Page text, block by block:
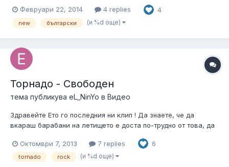
Февруари 22, 2014 4 replies 4
new български (и %d още)
Торнадо - Свободен
тема публикува eL_NinYo в Видео
Здравейте Ето го последния ни клип ! Да знаете, че да
вкараш барабани на летището е доста по-трудно от това, да
Октомври 7, 2013
7 replies 6
tornado rock (и %d още)